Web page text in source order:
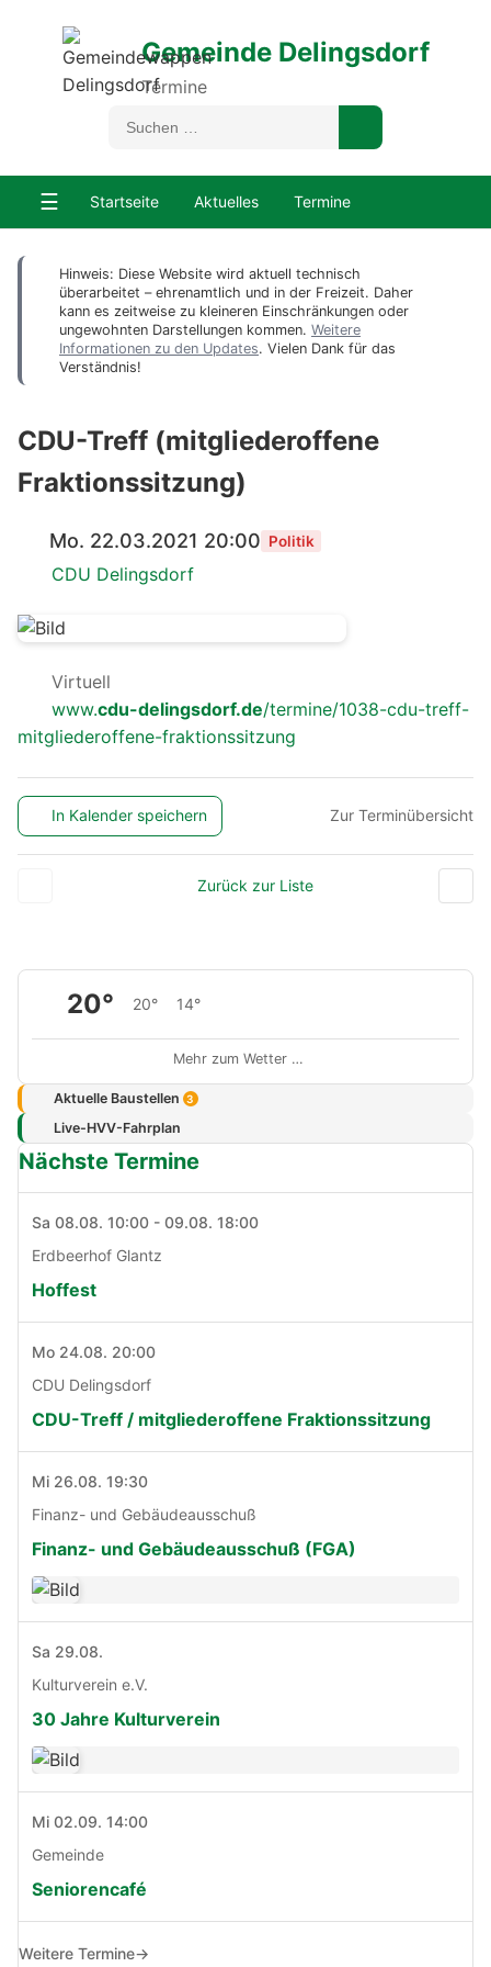
Gemeinde Delingsdorf
Termine
☰ Startseite Aktuelles Termine
Hinweis: Diese Website wird aktuell technisch
überarbeitet – ehrenamtlich und in der Freizeit. Daher
kann es zeitweise zu kleineren Einschränkungen oder
ungewohnten Darstellungen kommen. Weitere
Informationen zu den Updates. Vielen Dank für das
Verständnis!
CDU-Treff (mitgliederoffene
Fraktionssitzung)
Mo. 22.03.2021 20:00 Politik
CDU Delingsdorf
Virtuell
www.cdu-delingsdorf.de/termine/1038-cdu-treff-
mitgliederoffene-fraktionssitzung
In Kalender speichern Zur Terminübersicht
Zurück zur Liste
20° 20° 14°
Mehr zum Wetter …
Aktuelle Baustellen 3
Live-HVV-Fahrplan
Nächste Termine
Sa 08.08. 10:00 - 09.08. 18:00
Erdbeerhof Glantz
Hoffest
Mo 24.08. 20:00
CDU Delingsdorf
CDU-Treff / mitgliederoffene Fraktionssitzung
Mi 26.08. 19:30
Finanz- und Gebäudeausschuß
Finanz- und Gebäudeausschuß (FGA)
Sa 29.08.
Kulturverein e.V.
30 Jahre Kulturverein
Mi 02.09. 14:00
Gemeinde
Seniorencafé
Weitere Termine→